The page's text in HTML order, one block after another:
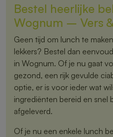
Bestel heerlijke
Wognum – Vers
Geen tijd om lunch te
lekkers? Bestel dan
in Wognum. Of je nu gaat
gezond, een rijk gevulde
optie, er is voor ieder wat
ingrediënten bereid en snel
afgeleverd.
Of je nu een enkele lunch